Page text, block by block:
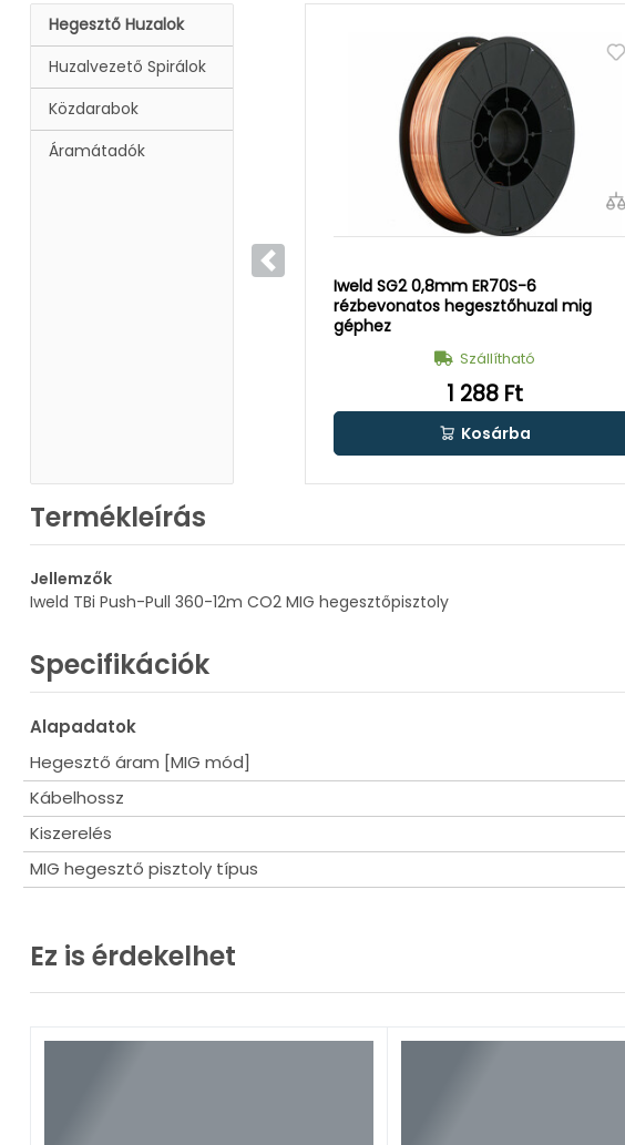
Hegesztő Huzalok
Huzalvezető Spirálok
Közdarabok
Áramátadók
Előző
Iweld SG2 0,8mm ER70S-6
rézbevonatos hegesztőhuzal mig
géphez
Szállítható
1 288 Ft
Kosárba
Termékleírás
Jellemzők
Iweld TBi Push-Pull 360-12m CO2 MIG hegesztőpisztoly
Specifikációk
Alapadatok
Hegesztő áram [MIG mód]
Kábelhossz
Kiszerelés
MIG hegesztő pisztoly típus
Ez is érdekelhet